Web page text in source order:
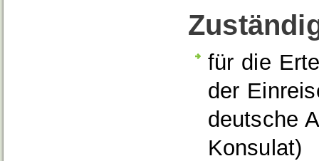
für die
der
deutsche
Konsulat)